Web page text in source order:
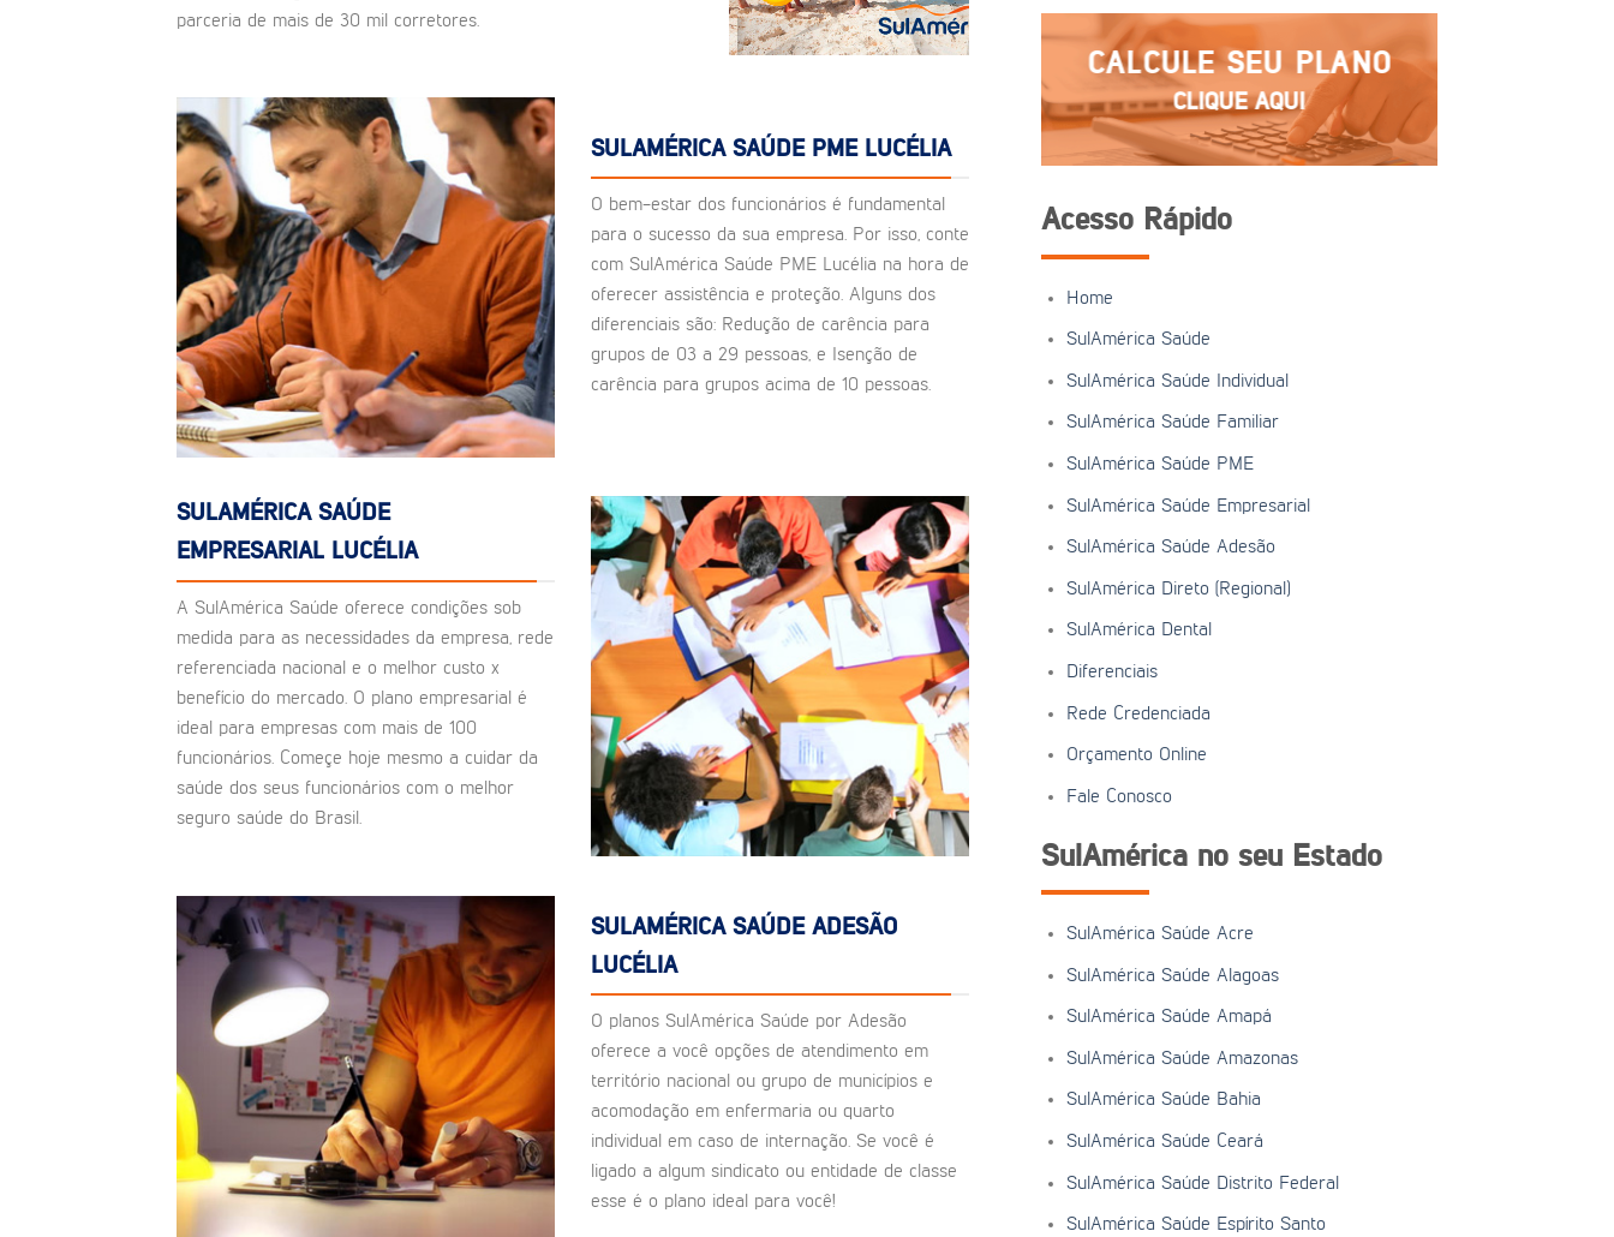
parceria de mais de 30 mil corretores.
SULAMÉRICA SAÚDE PME LUCÉLIA
O bem-estar dos funcionários é fundamental
para o sucesso da sua empresa. Por isso, conte
com SulAmérica Saúde PME Lucélia na hora de
oferecer assistência e proteção. Alguns dos
diferenciais são: Redução de carência para
grupos de 03 a 29 pessoas, e Isenção de
carência para grupos acima de 10 pessoas.
SULAMÉRICA SAÚDE
EMPRESARIAL LUCÉLIA
A SulAmérica Saúde oferece condições sob
medida para as necessidades da empresa, rede
referenciada nacional e o melhor custo x
benefício do mercado. O plano empresarial é
ideal para empresas com mais de 100
funcionários. Começe hoje mesmo a cuidar da
saúde dos seus funcionários com o melhor
seguro saúde do Brasil.
SULAMÉRICA SAÚDE ADESÃO
LUCÉLIA
O planos SulAmérica Saúde por Adesão
oferece a você opções de atendimento em
território nacional ou grupo de municípios e
acomodação em enfermaria ou quarto
individual em caso de internação. Se você é
ligado a algum sindicato ou entidade de classe
esse é o plano ideal para você!
CALCULE SEU PLANO
CLIQUE AQUI
Acesso Rápido
Home
SulAmérica Saúde
SulAmérica Saúde Individual
SulAmérica Saúde Familiar
SulAmérica Saúde PME
SulAmérica Saúde Empresarial
SulAmérica Saúde Adesão
SulAmérica Direto (Regional)
SulAmérica Dental
Diferenciais
Rede Credenciada
Orçamento Online
Fale Conosco
SulAmérica no seu Estado
SulAmérica Saúde Acre
SulAmérica Saúde Alagoas
SulAmérica Saúde Amapá
SulAmérica Saúde Amazonas
SulAmérica Saúde Bahia
SulAmérica Saúde Ceará
SulAmérica Saúde Distrito Federal
SulAmérica Saúde Espírito Santo